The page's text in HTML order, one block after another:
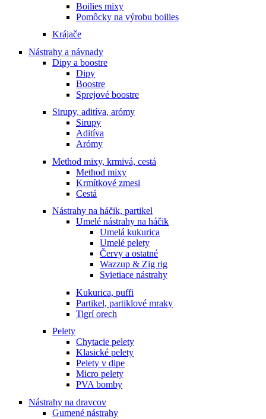
Boilies mixy
Pomôcky na výrobu boilies
Krájače
Nástrahy a návnady
Dipy a boostre
Dipy
Boostre
Sprejové boostre
Sirupy, aditíva, arómy
Sirupy
Aditíva
Arómy
Method mixy, krmivá, cestá
Method mixy
Krmítkové zmesi
Cestá
Nástrahy na háčik, partikel
Umelé nástrahy na háčik
Umelá kukurica
Umelé pelety
Červy a ostatné
Wazzup & Zig rig
Svietiace nástrahy
Kukurica, puffi
Partikel, partiklové mraky
Tigrí orech
Pelety
Chytacie pelety
Klasické pelety
Pelety v dipe
Micro pelety
PVA bomby
Nástrahy na dravcov
Gumené nástrahy